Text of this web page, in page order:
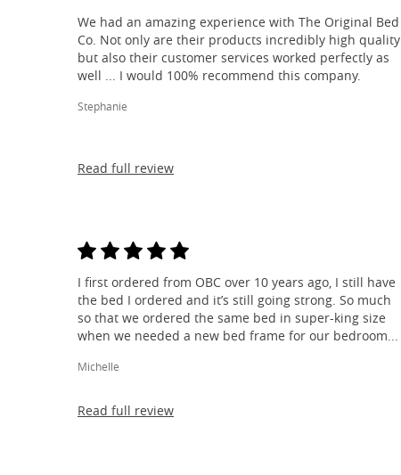
We had an amazing experience with The Original Bed
Co. Not only are their products incredibly high quality
but also their customer services worked perfectly as
well ... I would 100% recommend this company.
Stephanie
Read full review
I first ordered from OBC over 10 years ago, I still have
the bed I ordered and it’s still going strong. So much
so that we ordered the same bed in super-king size
when we needed a new bed frame for our bedroom...
Michelle
Read full review